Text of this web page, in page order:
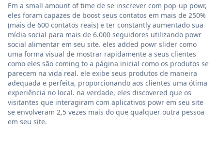
Em a small amount of time de se inscrever com pop-up powr,
eles foram capazes de boost seus contatos em mais de 250%
(mais de 600 contatos reais) e ter constantly aumentado sua
mídia social para mais de 6.000 seguidores utilizando powr
social alimentar em seu site. eles added powr slider como
uma forma visual de mostrar rapidamente a seus clientes
como eles são coming to a página inicial como os produtos se
parecem na vida real. ele exibe seus produtos de maneira
adequada e perfeita, proporcionando aos clientes uma ótima
experiência no local. na verdade, eles discovered que os
visitantes que interagiram com aplicativos powr em seu site
se envolveram 2,5 vezes mais do que qualquer outra pessoa
em seu site.